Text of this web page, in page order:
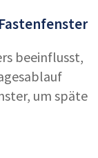
beeinflusst,
um späte